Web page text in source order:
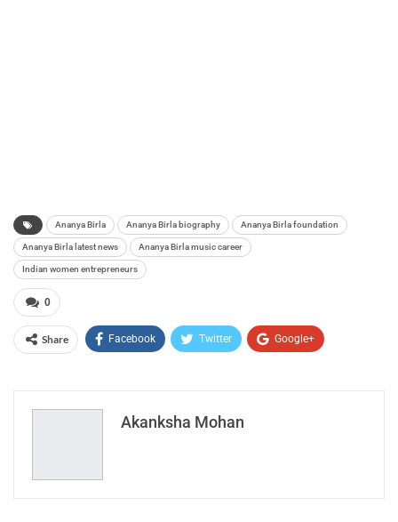
Ananya Birla Ananya Birla biography Ananya Birla foundation
Ananya Birla latest news Ananya Birla music career
Indian women entrepreneurs
0
Share Facebook Twitter Google+
Email
Akanksha Mohan